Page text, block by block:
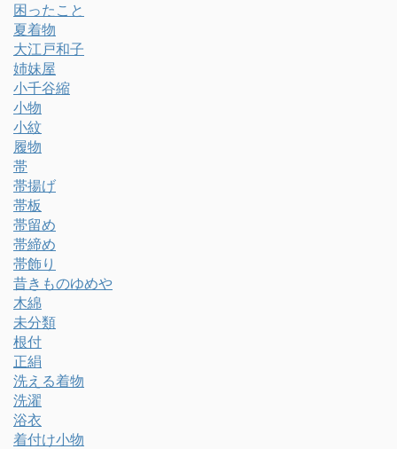
困ったこと
夏着物
大江戸和子
姉妹屋
小千谷縮
小物
小紋
履物
帯
帯揚げ
帯板
帯留め
帯締め
帯飾り
昔きものゆめや
木綿
未分類
根付
正絹
洗える着物
洗濯
浴衣
着付け小物